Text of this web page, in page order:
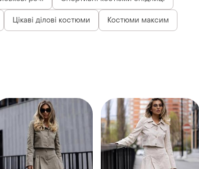
Цікаві ділові костюми Костюми максим